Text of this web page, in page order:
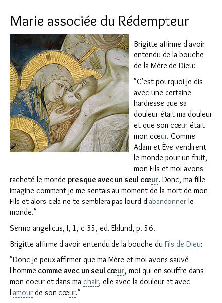
Marie associée du Rédempteur
Brigitte affirme d'avoir
entendu de la bouche
de la Mère de Dieu:
"C'est pourquoi je dis
avec une certaine
hardiesse que sa
douleur était ma douleur
et que son cœur était
mon cœur. Comme
Adam et Ève vendirent
le monde pour un fruit,
mon Fils et moi avons
racheté le monde presque avec un seul cœur. Donc, ma fille
imagine comment je me sentais au moment de la mort de mon
Fils et alors cela ne te semblera pas lourd d'abandonner le
monde."
Sermo angelicus, I, 1, c 35, ed. Eklund, p. 56.
Brigitte affirme d'avoir entendu de la bouche du Fils de Dieu:
"Donc je peux affirmer que ma Mère et moi avons sauvé
l'homme comme avec un seul cœur, moi qui en souffre dans
mon coeur et dans ma chair, elle avec la douleur et avec
l'amour de son cœur."